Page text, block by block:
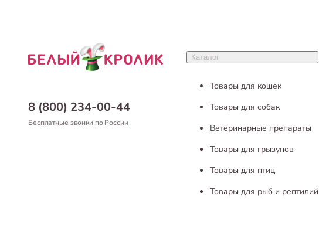
8 (800) 234-00-44
Бесплатные звонки по России
Каталог
Товары для кошек
Товары для собак
Ветеринарные препараты
Товары для грызунов
Товары для птиц
Товары для рыб и рептилий